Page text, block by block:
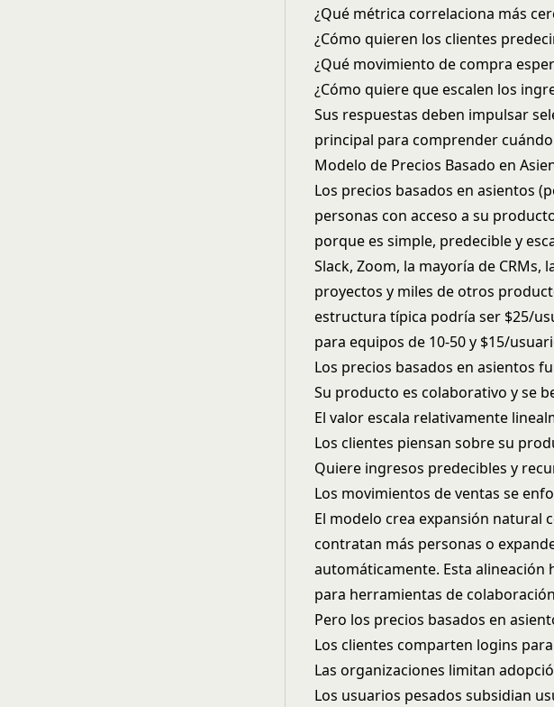
¿Qué métrica correlaciona más
¿Cómo quieren los clientes
¿Qué movimiento de compra
¿Cómo quiere que escalen los
Sus respuestas deben impulsar
principal para comprender
Modelo de Precios Basado en
Los precios basados en asientos
personas con acceso a su
porque es simple, predecible y
Slack, Zoom, la mayoría de
proyectos y miles de otros
estructura típica podría ser $25/
para equipos de 10-50 y $15/
Los precios basados en asientos
Su producto es colaborativo y se
El valor escala relativamente
Los clientes piensan sobre su
Quiere ingresos predecibles y
Los movimientos de ventas se
El modelo crea expansión natural
contratan más personas o
automáticamente. Esta alineación
para herramientas de
Pero los precios basados en
Los clientes comparten logins
Las organizaciones limitan
Los usuarios pesados subsidian